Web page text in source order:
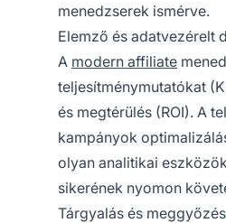
menedzserek ismérve.
Elemző és adatvezérelt
A modern affiliate
teljesítménymutatókat
és megtérülés (ROI). A
kampányok
olyan analitikai
sikerének nyomon
Tárgyalás és meggyőzés